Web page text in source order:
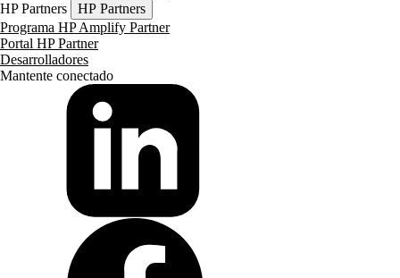
HP Partners
HP Partners
Programa HP Amplify Partner
Portal HP Partner
Desarrolladores
Mantente conectado